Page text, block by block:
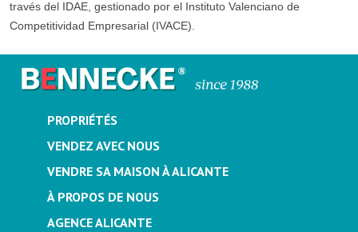
través del IDAE, gestionado por el Instituto Valenciano de
Competitividad Empresarial (IVACE).
PROPRIÉTÉS
VENDEZ AVEC NOUS
VENDRE SA MAISON À ALICANTE
À PROPOS DE NOUS
AGENCE ALICANTE